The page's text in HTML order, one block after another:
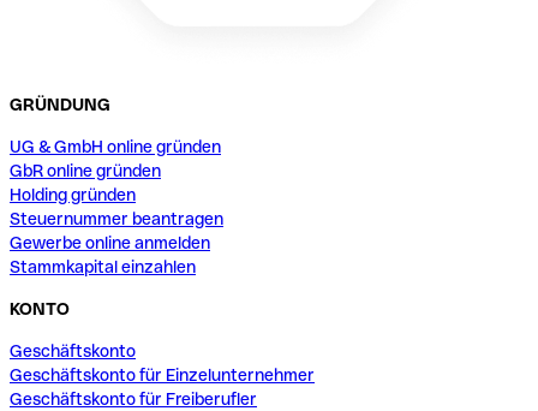
GRÜNDUNG
UG & GmbH online gründen
GbR online gründen
Holding gründen
Steuernummer beantragen
Gewerbe online anmelden
Stammkapital einzahlen
KONTO
Geschäftskonto
Geschäftskonto für Einzelunternehmer
Geschäftskonto für Freiberufler